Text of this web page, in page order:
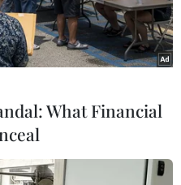
What Financial